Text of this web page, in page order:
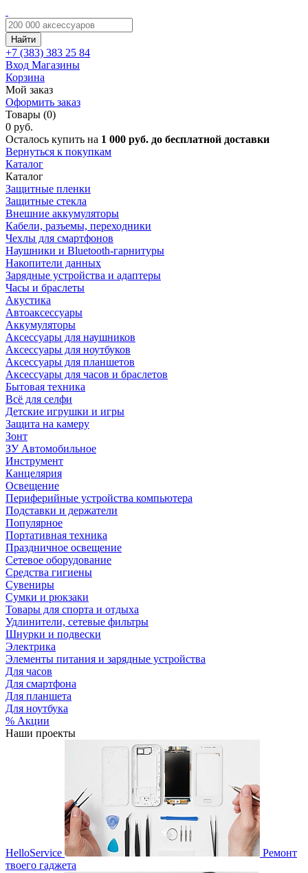
Найти
+7 (383) 383 25 84
Вход Магазины
Корзина
Мой заказ
Оформить заказ
Товары (0)
0 руб.
Осталось купить на 1 000 руб. до бесплатной доставки
Вернуться к покупкам
Каталог
Каталог
Защитные пленки
Защитные стекла
Внешние аккумуляторы
Кабели, разъемы, переходники
Чехлы для смартфонов
Наушники и Bluetooth-гарнитуры
Накопители данных
Зарядные устройства и адаптеры
Часы и браслеты
Акустика
Автоаксессуары
Аккумуляторы
Аксессуары для наушников
Аксессуары для ноутбуков
Аксессуары для планшетов
Аксессуары для часов и браслетов
Бытовая техника
Всё для селфи
Детские игрушки и игры
Защита на камеру
Зонт
ЗУ Автомобильное
Инструмент
Канцелярия
Освещение
Периферийные устройства компьютера
Подставки и держатели
Популярное
Портативная техника
Праздничное освещение
Сетевое оборудование
Средства гигиены
Сувениры
Сумки и рюкзаки
Товары для спорта и отдыха
Удлинители, сетевые фильтры
Шнурки и подвески
Электрика
Элементы питания и зарядные устройства
Для часов
Для смартфона
Для планшета
Для ноутбука
% Акции
Наши проекты
HelloService
Ремонт
твоего гаджета